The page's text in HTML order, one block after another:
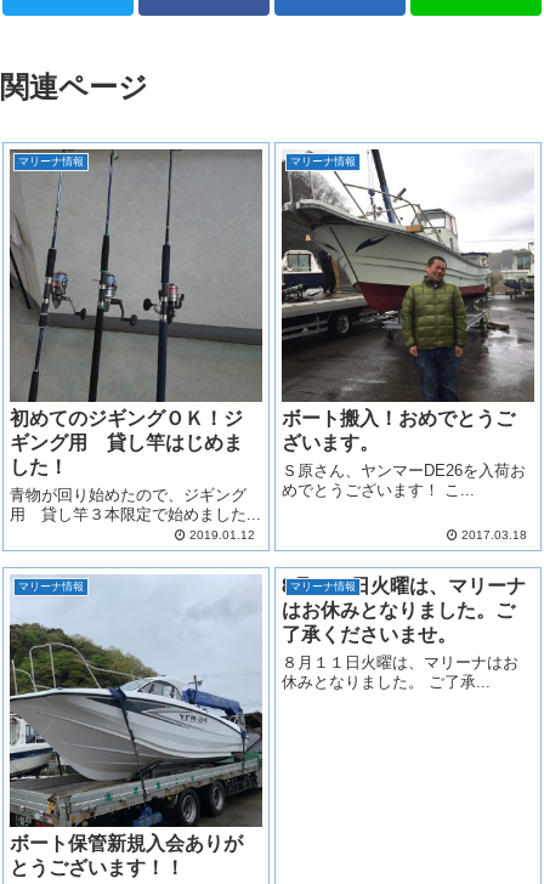
関連ページ
マリーナ情報
初めてのジギングＯＫ！ジ
ギング用 貸し竿はじめま
した！
青物が回り始めたので、ジギング
用 貸し竿３本限定で始めました...
2019.01.12
マリーナ情報
ボート搬入！おめでとうご
ざいます。
Ｓ原さん、ヤンマーDE26を入荷お
めでとうございます！ こ...
2017.03.18
マリーナ情報
ボート保管新規入会ありが
とうございます！！
マリーナ情報
8月１１日火曜は、マリーナ
はお休みとなりました。ご
了承くださいませ。
８月１１日火曜は、マリーナはお
休みとなりました。 ご了承...